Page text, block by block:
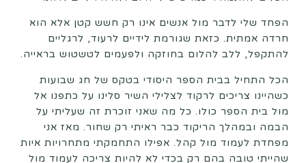
הפחד שלי לדבר מול אנשים אינו רק חשש קטן אלא הוא
חרדה אמתית. כזאת שגורמת לידיים לרעוד, לרגליים
להתקפל, ללב להלום בחוזקה ולפעמים לטשטוש בראייה.
הכל התחיל בבית הספר היסודי בטקס של חג שבועות
כשהיינו צריכים לרקוד לצלילי השיר סלינו על כתפנו אל
מול בית הספר כולו. כל מה שאני זוכרת זה שעליתי על
הבמה ובמהלך הריקוד כבר ראיתי רק שחור. מאז אני
מפחדת לעמוד מול קהל. אפילו התחמקתי מתחרויות איות
שהייתי טובה בהם רק בכדי לא להיות צריכה לעמוד מול